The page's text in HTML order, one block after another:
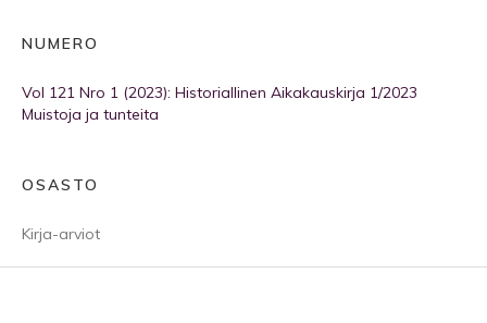
NUMERO
Vol 121 Nro 1 (2023): Historiallinen Aikakauskirja 1/2023
Muistoja ja tunteita
OSASTO
Kirja-arviot